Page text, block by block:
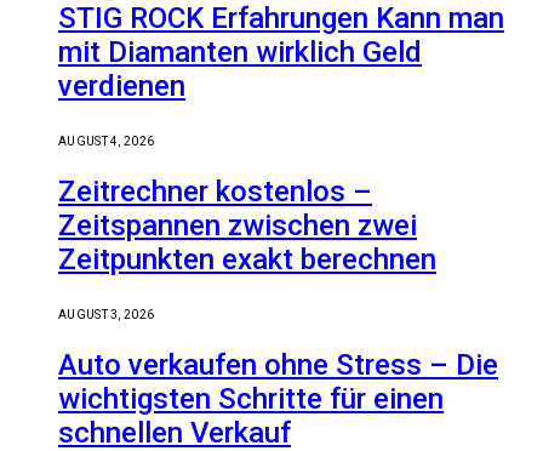
STIG ROCK Erfahrungen Kann man
mit Diamanten wirklich Geld
verdienen
AUGUST 4, 2026
Zeitrechner kostenlos –
Zeitspannen zwischen zwei
Zeitpunkten exakt berechnen
AUGUST 3, 2026
Auto verkaufen ohne Stress – Die
wichtigsten Schritte für einen
schnellen Verkauf